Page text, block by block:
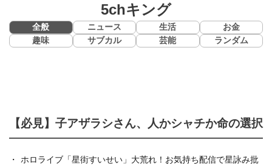
5chキング
全般 ニュース 生活
お金
趣味
サブカル 芸能 ランダム
【必見】子アザラシさん、人かシャチか命の選択
ホロライブ「星街すいせい」大荒れ！お気持ち配信で星詠み批